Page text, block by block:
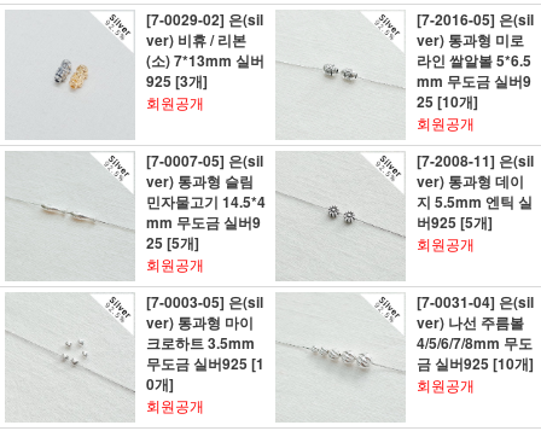
[7-0029-02] 은(sil
ver) 비휴 / 리본
(소) 7*13mm 실버
925 [3개]
회원공개
[7-2016-05] 은(sil
ver) 통과형 미로
라인 쌀알볼 5*6.5
mm 무도금 실버9
25 [10개]
회원공개
[7-0007-05] 은(sil
ver) 통과형 슬림
민자물고기 14.5*4
mm 무도금 실버9
25 [5개]
회원공개
[7-2008-11] 은(sil
ver) 통과형 데이
지 5.5mm 엔틱 실
버925 [5개]
회원공개
[7-0003-05] 은(sil
ver) 통과형 마이
크로하트 3.5mm
무도금 실버925 [1
0개]
회원공개
[7-0031-04] 은(sil
ver) 나선 주름볼
4/5/6/7/8mm 무도
금 실버925 [10개]
회원공개